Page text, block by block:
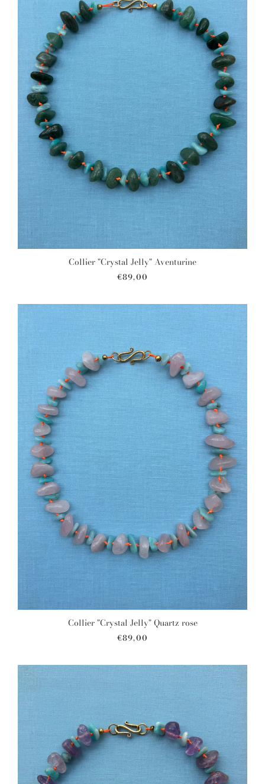
Collier "Crystal Jelly" Aventurine
€89,00
Collier "Crystal Jelly" Quartz rose
€89,00